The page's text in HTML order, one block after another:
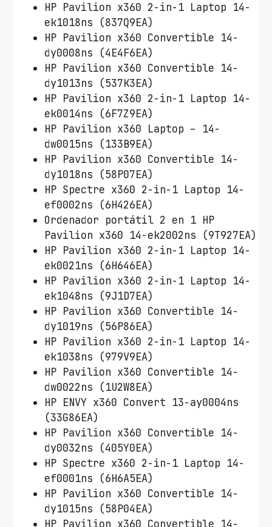
HP Pavilion x360 2-in-1 Laptop 14-
ek1018ns (837Q9EA)
HP Pavilion x360 Convertible 14-
dy0008ns (4E4F6EA)
HP Pavilion x360 Convertible 14-
dy1013ns (537K3EA)
HP Pavilion x360 2-in-1 Laptop 14-
ek0014ns (6F7Z9EA)
HP Pavilion x360 Laptop – 14-
dw0015ns (133B9EA)
HP Pavilion x360 Convertible 14-
dy1018ns (58P07EA)
HP Spectre x360 2-in-1 Laptop 14-
ef0002ns (6H426EA)
Ordenador portátil 2 en 1 HP
Pavilion x360 14-ek2002ns (9T927EA)
HP Pavilion x360 2-in-1 Laptop 14-
ek0021ns (6H646EA)
HP Pavilion x360 2-in-1 Laptop 14-
ek1048ns (9J1D7EA)
HP Pavilion x360 Convertible 14-
dy1019ns (56P86EA)
HP Pavilion x360 2-in-1 Laptop 14-
ek1038ns (979V9EA)
HP Pavilion x360 Convertible 14-
dw0022ns (1U2W8EA)
HP ENVY x360 Convert 13-ay0004ns
(33G86EA)
HP Pavilion x360 Convertible 14-
dy0032ns (405Y0EA)
HP Spectre x360 2-in-1 Laptop 14-
ef0001ns (6H6A5EA)
HP Pavilion x360 Convertible 14-
dy1015ns (58P04EA)
HP Pavilion x360 Convertible 14-